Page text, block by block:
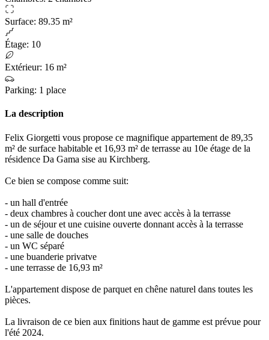
Surface: 89.35 m²
Étage: 10
Extérieur: 16 m²
Parking: 1 place
La description
Felix Giorgetti vous propose ce magnifique appartement de 89,35
m² de surface habitable et 16,93 m² de terrasse au 10e étage de la
résidence Da Gama sise au Kirchberg.
Ce bien se compose comme suit:
- un hall d'entrée
- deux chambres à coucher dont une avec accès à la terrasse
- un de séjour et une cuisine ouverte donnant accès à la terrasse
- une salle de douches
- un WC séparé
- une buanderie privatve
- une terrasse de 16,93 m²
L'appartement dispose de parquet en chêne naturel dans toutes les
pièces.
La livraison de ce bien aux finitions haut de gamme est prévue pour
l'été 2024.